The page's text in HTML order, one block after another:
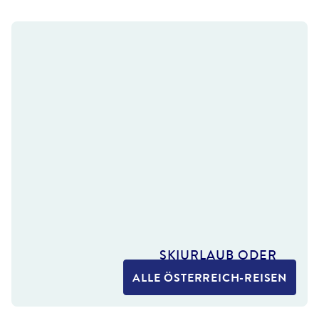
SKIURLAUB ODER
WINTERWANDERN –
DU ENTSCHEIDEST
ALLE ÖSTERREICH-REISEN